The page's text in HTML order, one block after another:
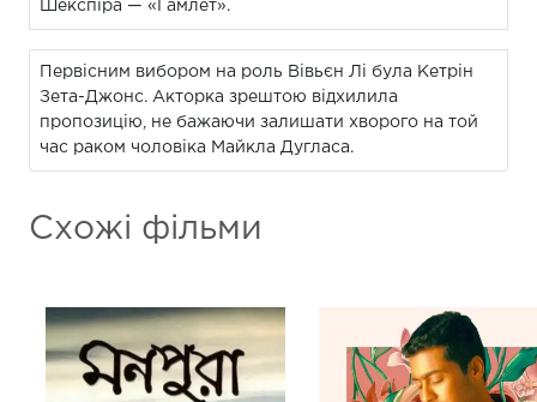
Шекспіра — «Гамлет».
Первісним вибором на роль Вівьєн Лі була Кетрін
Зета-Джонс. Акторка зрештою відхилила
пропозицію, не бажаючи залишати хворого на той
час раком чоловіка Майкла Дугласа.
Схожі фільми